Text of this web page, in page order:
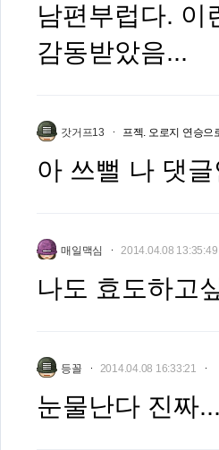
남편부럽다. 이
감동받았음...
갓거프13 프젝. 오로지 연승으
아 쓰뻘 나 댓
매일맥심 2014.04.08 13:35:49
나도 효도하고
등꼴 2014.04.08 16:33:21
눈물난다 진짜...